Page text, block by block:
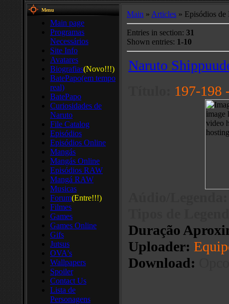
Menu
Main page
Programas
Necessários
Site Info
Avatares
Biografias(Novo!!!)
BatePapo(em tempo
real)
BatePapo
Curiosidades de
Naruto
File Catalog
Episódios
Episódios Online
Mangás
Mangás Online
Episódios RAW
Mangá RAW
Musicas
Forum(Entre!!!)
Filmes
Games
Games Online
Gifs
Jutsus
OVA's
Wallpapers
Spoiler
Contact Us
Lista de
Personagens
Main » Articles » Episódios de
Entries in section: 31
Shown entries: 1-10
Naruto
197-198
Duração
Uploader:
Download: